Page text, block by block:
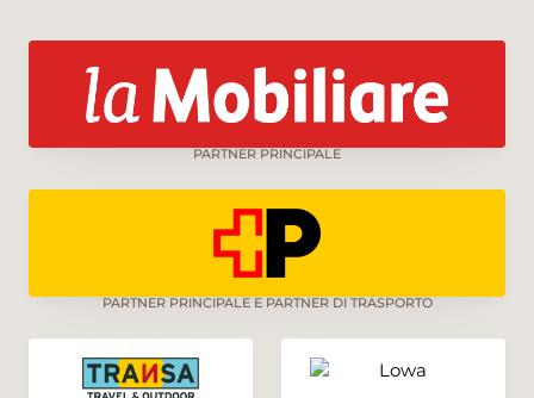
PARTNER PRINCIPALE
PARTNER PRINCIPALE E PARTNER DI TRASPORTO